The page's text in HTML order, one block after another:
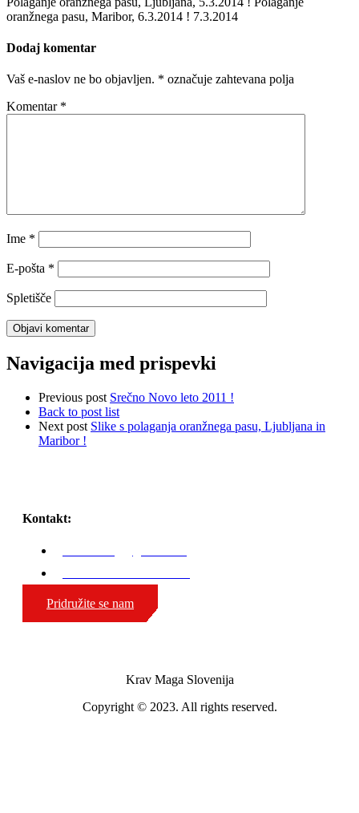
oranžnega pasu, Maribor, 6.3.2014 ! 7.3.2014
Dodaj komentar
Vaš e-naslov ne bo objavljen. * označuje zahtevana polja
Komentar *
Ime *
E-pošta *
Spletišče
Navigacija med prispevki
Previous post Srečno Novo leto 2011 !
Back to post list
Next post Slike s polaganja oranžnega pasu, Ljubljana in
Maribor !
Kontakt:
Pridružite se nam
Krav Maga Slovenija
Copyright © 2023. All rights reserved.